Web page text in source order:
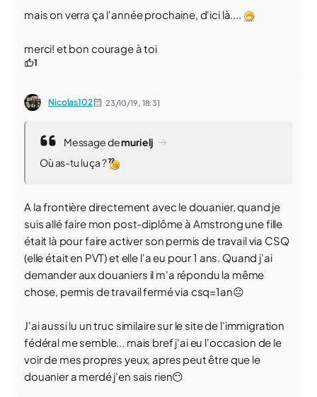
mais on verra ça l'année prochaine, d'ici là....
merci! et bon courage à toi
1
Nicolas102 23/10/19, 18:31
Message demurielj
Où as-tu lu ça ?
A la frontière directement avec le douanier, quand je
suis allé faire mon post-diplôme à Amstrong une fille
était là pour faire activer son permis de travail via CSQ
(elle était en PVT) et elle l'a eu pour 1 ans. Quand j'ai
demander aux douaniers il m'a répondu la même
chose, permis de travail fermé via csq=1an️😐
J'ai aussi lu un truc similaire sur le site de l'immigration
fédéral me semble... mais bref j'ai eu l'occasion de le
voir de mes propres yeux, apres peut être que le
douanier a merdé j'en sais rien️😶